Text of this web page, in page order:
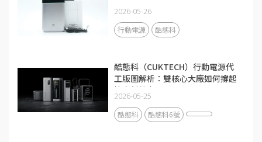
2026-05-26
行動電源 酷態科
酷態科（CUKTECH）行動電源代
工版圖解析：雙核心大廠如何撐起
快充新勢力？
2026-05-25
酷態科 酷態科6號